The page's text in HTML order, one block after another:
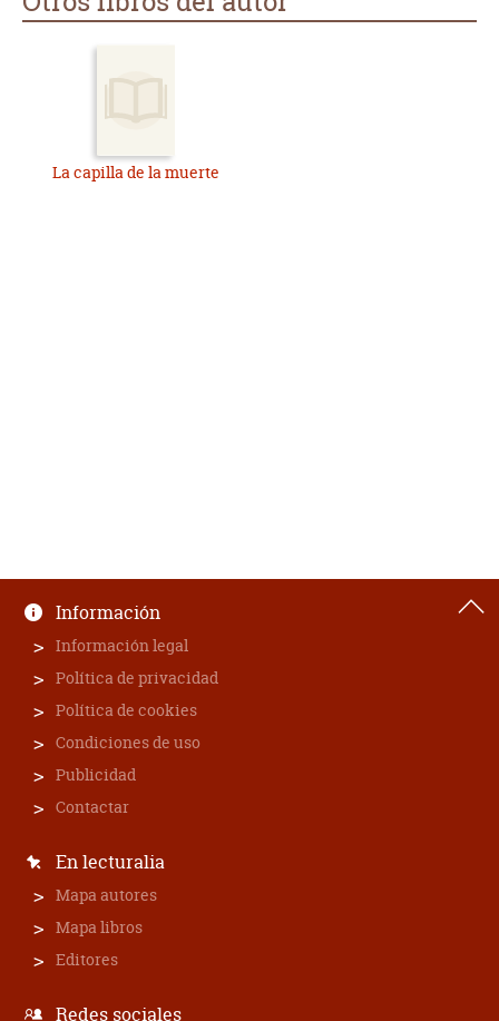
La capilla de la muerte
Información
Información legal
Política de privacidad
Política de cookies
Condiciones de uso
Publicidad
Contactar
En lecturalia
Mapa autores
Mapa libros
Editores
Redes sociales